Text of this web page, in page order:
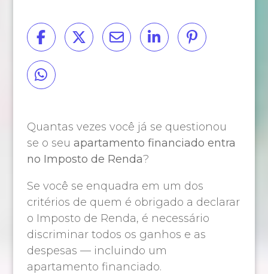
Quantas vezes você já se questionou
se o seu apartamento financiado entra
no Imposto de Renda?
Se você se enquadra em um dos
critérios de quem é obrigado a declarar
o Imposto de Renda, é necessário
discriminar todos os ganhos e as
despesas — incluindo um
apartamento financiado.